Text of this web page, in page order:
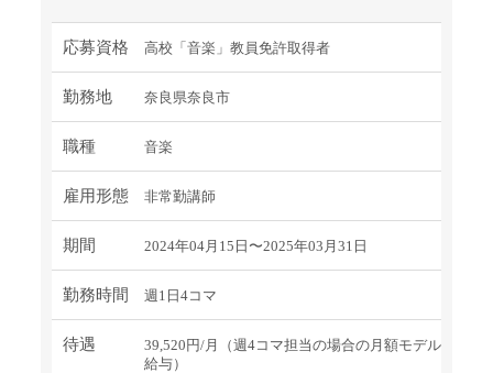
応募資格 高校「音楽」教員免許取得者
勤務地 奈良県奈良市
職種 音楽
雇用形態 非常勤講師
期間 2024年04月15日〜2025年03月31日
勤務時間 週1日4コマ
待遇
39,520円/月（週4コマ担当の場合の月額モデル
給与）